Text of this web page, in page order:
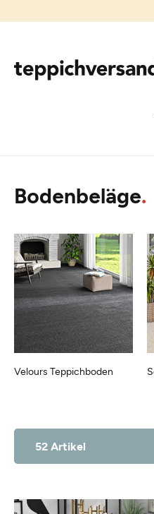
Bodenbeläge
Velours Teppichboden
52 Artikel